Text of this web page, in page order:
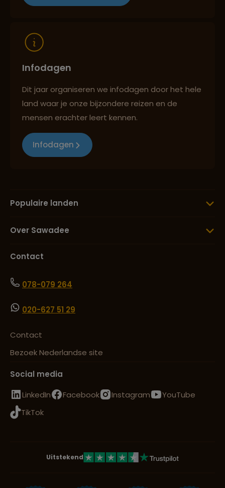
Infodagen
Dit jaar organiseren we infodagen door het hele
land waar je onze bijzondere reizen en de
mensen erachter leert kennen.
Infodagen
Populaire landen
Over Sawadee
Contact
078-079 264
020-627 51 29
Contact
Bezoek Nederlandse site
Social media
LinkedIn
Facebook Instagram
YouTube
TikTok
Uitstekend